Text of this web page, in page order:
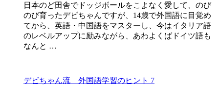
日本のど田舎でドッジボールをこよなく愛して、のび
のび育ったデビちゃんですが、14歳で外国語に目覚め
てから、英語・中国語をマスターし、今はイタリア語
のレベルアップに励みながら、あわよくばドイツ語も
なんと …
デビちゃん流 外国語学習のヒント 7